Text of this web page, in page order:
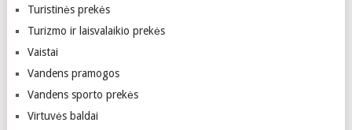
Turistinės prekės
Turizmo ir laisvalaikio prekės
Vaistai
Vandens pramogos
Vandens sporto prekės
Virtuvės baldai